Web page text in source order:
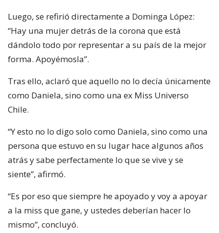
Luego, se refirió directamente a Dominga López:
“Hay una mujer detrás de la corona que está
dándolo todo por representar a su país de la mejor
forma. Apoyémosla”.
Tras ello, aclaró que aquello no lo decía únicamente
como Daniela, sino como una ex Miss Universo
Chile.
“Y esto no lo digo solo como Daniela, sino como una
persona que estuvo en su lugar hace algunos años
atrás y sabe perfectamente lo que se vive y se
siente”, afirmó.
“Es por eso que siempre he apoyado y voy a apoyar
a la miss que gane, y ustedes deberían hacer lo
mismo”, concluyó.